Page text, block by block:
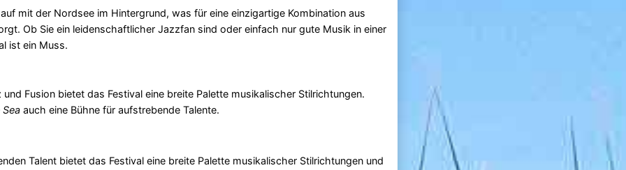
mit der Nordsee im Hintergrund, was für eine einzigartige Kombination aus
Ob Sie ein leidenschaftlicher Jazzfan sind oder einfach nur gute Musik in einer
ist ein Muss.
Fusion bietet das Festival eine breite Palette musikalischer Stilrichtungen.
auch eine Bühne für aufstrebende Talente.
Talent bietet das Festival eine breite Palette musikalischer Stilrichtungen und